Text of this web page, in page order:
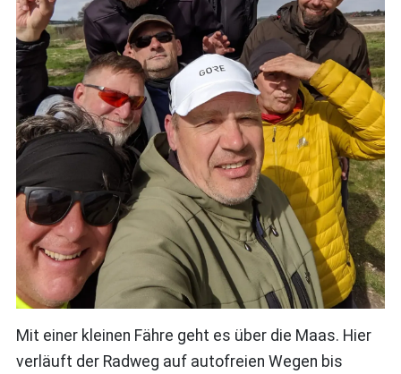
Mit einer kleinen Fähre geht es über die Maas. Hier
verläuft der Radweg auf autofreien Wegen bis